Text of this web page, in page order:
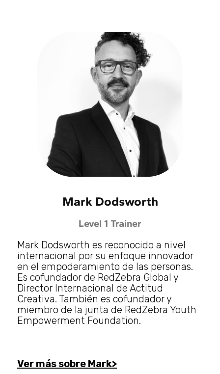
Mark Dodsworth
Level 1 Trainer
Mark Dodsworth es reconocido a nivel
internacional por su enfoque innovador
en el empoderamiento de las personas.
Es cofundador de RedZebra Global y
Director Internacional de Actitud
Creativa. También es cofundador y
miembro de la junta de RedZebra Youth
Empowerment Foundation.
Ver más sobre Mark>